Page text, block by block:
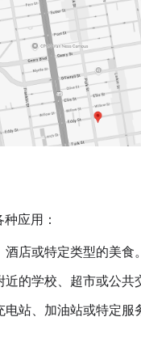
应用：
店或特定类型的美食。
的学校、超市或公共
站、加油站或特定服